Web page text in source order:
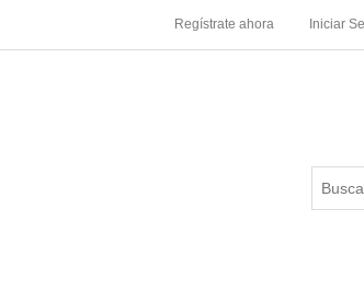
Regístrate ahora Iniciar